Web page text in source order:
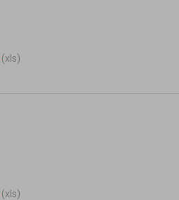
(xls)
(xls)